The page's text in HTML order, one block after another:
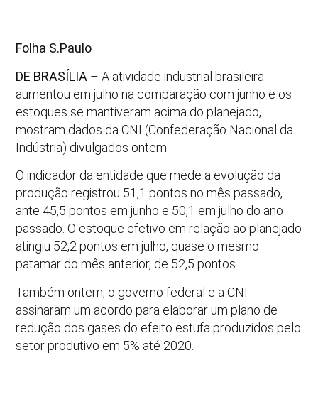
Folha S.Paulo
DE BRASÍLIA – A atividade industrial brasileira
aumentou em julho na comparação com junho e os
estoques se mantiveram acima do planejado,
mostram dados da CNI (Confederação Nacional da
Indústria) divulgados ontem.
O indicador da entidade que mede a evolução da
produção registrou 51,1 pontos no mês passado,
ante 45,5 pontos em junho e 50,1 em julho do ano
passado. O estoque efetivo em relação ao planejado
atingiu 52,2 pontos em julho, quase o mesmo
patamar do mês anterior, de 52,5 pontos.
Também ontem, o governo federal e a CNI
assinaram um acordo para elaborar um plano de
redução dos gases do efeito estufa produzidos pelo
setor produtivo em 5% até 2020.